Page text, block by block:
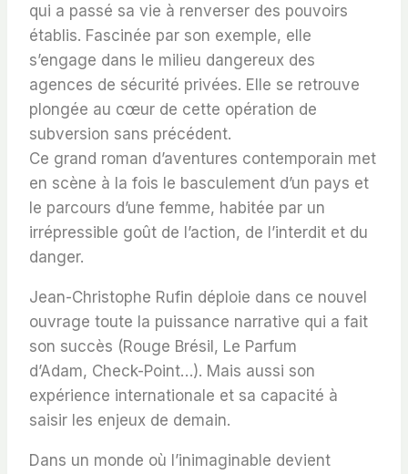
qui a passé sa vie à renverser des pouvoirs
établis. Fascinée par son exemple, elle
s’engage dans le milieu dangereux des
agences de sécurité privées. Elle se retrouve
plongée au cœur de cette opération de
subversion sans précédent.
Ce grand roman d’aventures contemporain met
en scène à la fois le basculement d’un pays et
le parcours d’une femme, habitée par un
irrépressible goût de l’action, de l’interdit et du
danger.
Jean-Christophe Rufin déploie dans ce nouvel
ouvrage toute la puissance narrative qui a fait
son succès (Rouge Brésil, Le Parfum
d’Adam, Check-Point…). Mais aussi son
expérience internationale et sa capacité à
saisir les enjeux de demain.
Dans un monde où l’inimaginable devient